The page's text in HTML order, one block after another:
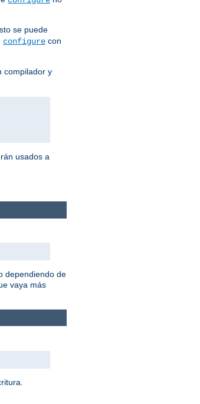
se puede
configure con
compilador y
usados a
dependiendo de
vaya más